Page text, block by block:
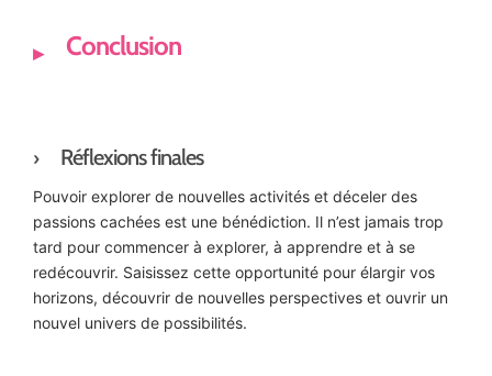
Conclusion
Réflexions finales
Pouvoir explorer de nouvelles activités et déceler des
passions cachées est une bénédiction. Il n’est jamais trop
tard pour commencer à explorer, à apprendre et à se
redécouvrir. Saisissez cette opportunité pour élargir vos
horizons, découvrir de nouvelles perspectives et ouvrir un
nouvel univers de possibilités.